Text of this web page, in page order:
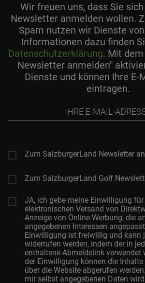
Wir freuen uns, dass Sie
Newsletter anmelden wollen.
Spam nutzen wir Dienste
Informationen dazu finden
Datenschutzerklärung. Mit
Newsletter anmelden"
Dienste und können Ihre E-
eintragen.
Mail-
Zum SalzburgerLand Newsletter
Zum SalzburgerLand Golf
JA, ich gebe meine Einwilligung für
elektronischen Versand von
Anzeige von Online-Werbung, die
angegebenen Interessen
Einwilligung ist freiwillig und kann
widerrufen werden, indem der in
enthaltene Abmeldelink verwendet
der Einwilligung können die
über die Website abgerufen
mir selbst angegebenen Daten